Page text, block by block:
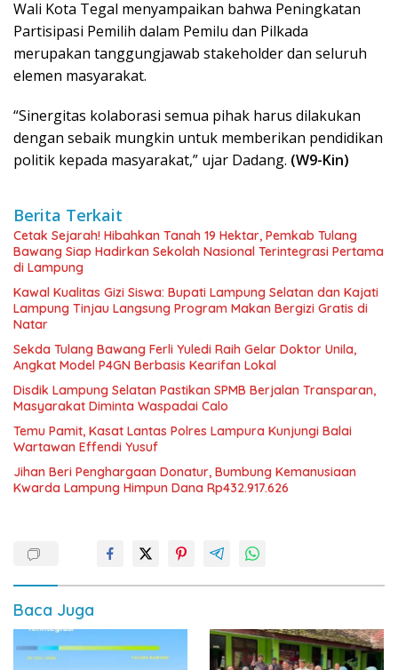
Wali Kota Tegal menyampaikan bahwa Peningkatan
Partisipasi Pemilih dalam Pemilu dan Pilkada
merupakan tanggungjawab stakeholder dan seluruh
elemen masyarakat.
“Sinergitas kolaborasi semua pihak harus dilakukan
dengan sebaik mungkin untuk memberikan pendidikan
politik kepada masyarakat,” ujar Dadang. (W9-Kin)
Berita Terkait
Cetak Sejarah! Hibahkan Tanah 19 Hektar, Pemkab Tulang
Bawang Siap Hadirkan Sekolah Nasional Terintegrasi Pertama
di Lampung
Kawal Kualitas Gizi Siswa: Bupati Lampung Selatan dan Kajati
Lampung Tinjau Langsung Program Makan Bergizi Gratis di
Natar
Sekda Tulang Bawang Ferli Yuledi Raih Gelar Doktor Unila,
Angkat Model P4GN Berbasis Kearifan Lokal
Disdik Lampung Selatan Pastikan SPMB Berjalan Transparan,
Masyarakat Diminta Waspadai Calo
Temu Pamit, Kasat Lantas Polres Lampura Kunjungi Balai
Wartawan Effendi Yusuf
Jihan Beri Penghargaan Donatur, Bumbung Kemanusiaan
Kwarda Lampung Himpun Dana Rp432.917.626
Baca Juga